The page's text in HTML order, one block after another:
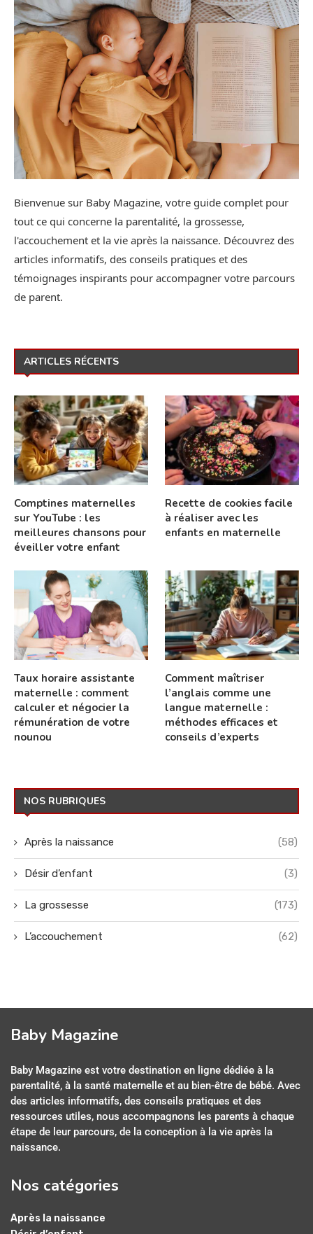
Bienvenue sur Baby Magazine, votre guide complet pour
tout ce qui concerne la parentalité, la grossesse,
l'accouchement et la vie après la naissance. Découvrez des
articles informatifs, des conseils pratiques et des
témoignages inspirants pour accompagner votre parcours
de parent.
ARTICLES RÉCENTS
Comptines maternelles
sur YouTube : les
meilleures chansons pour
éveiller votre enfant
Recette de cookies facile
à réaliser avec les
enfants en maternelle
Taux horaire assistante
maternelle : comment
calculer et négocier la
rémunération de votre
nounou
Comment maîtriser
l’anglais comme une
langue maternelle :
méthodes efficaces et
conseils d’experts
NOS RUBRIQUES
Après la naissance (58)
Désir d’enfant (3)
La grossesse (173)
L’accouchement (62)
Baby Magazine
Baby Magazine est votre destination en ligne dédiée à la
parentalité, à la santé maternelle et au bien-être de bébé. Avec
des articles informatifs, des conseils pratiques et des
ressources utiles, nous accompagnons les parents à chaque
étape de leur parcours, de la conception à la vie après la
naissance.
Nos catégories
Après la naissance